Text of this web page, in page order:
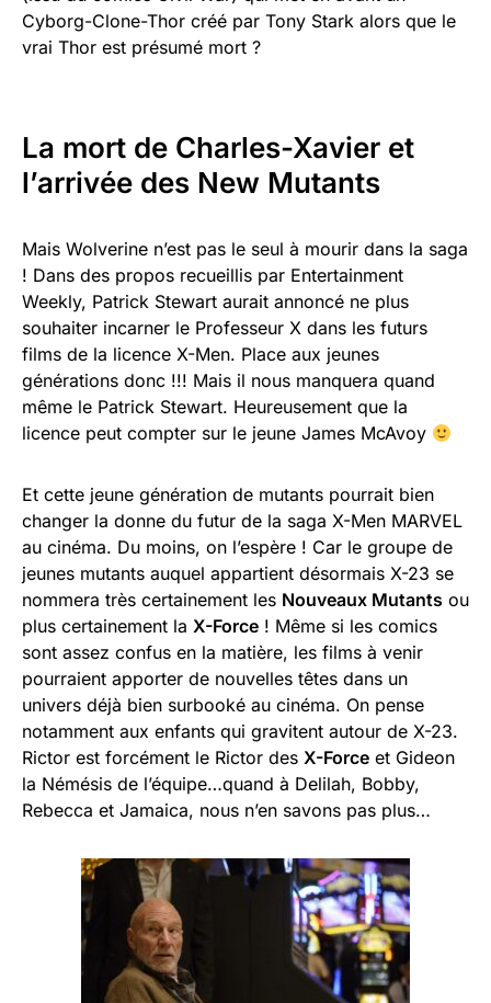
Cyborg-Clone-Thor créé par Tony Stark alors que le
vrai Thor est présumé mort ?
La mort de Charles-Xavier et
l’arrivée des New Mutants
Mais Wolverine n’est pas le seul à mourir dans la saga
! Dans des propos recueillis par Entertainment
Weekly, Patrick Stewart aurait annoncé ne plus
souhaiter incarner le Professeur X dans les futurs
films de la licence X-Men. Place aux jeunes
générations donc !!! Mais il nous manquera quand
même le Patrick Stewart. Heureusement que la
licence peut compter sur le jeune James McAvoy
Et cette jeune génération de mutants pourrait bien
changer la donne du futur de la saga X-Men MARVEL
au cinéma. Du moins, on l’espère ! Car le groupe de
jeunes mutants auquel appartient désormais X-23 se
nommera très certainement les Nouveaux Mutants ou
plus certainement la X-Force ! Même si les comics
sont assez confus en la matière, les films à venir
pourraient apporter de nouvelles têtes dans un
univers déjà bien surbooké au cinéma. On pense
notamment aux enfants qui gravitent autour de X-23.
Rictor est forcément le Rictor des X-Force et Gideon
la Némésis de l’équipe…quand à Delilah, Bobby,
Rebecca et Jamaica, nous n’en savons pas plus…